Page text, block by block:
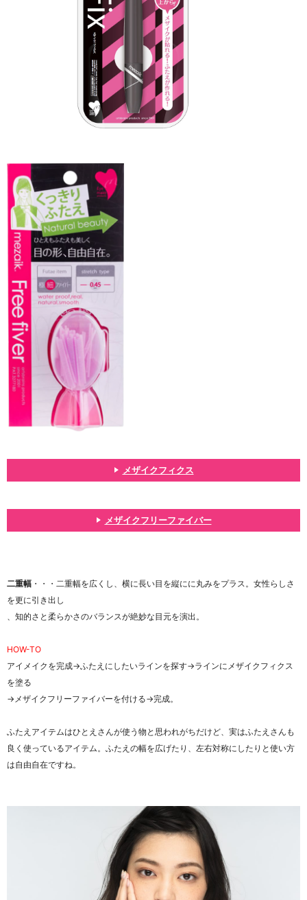
メザイクフィクス
メザイクフリーファイバー
二重幅 ・・・二重幅を広くし、横に長い目を縦にに丸みをプラス。女性らしさ
を更に引き出し
、知的さと柔らかさのバランスが絶妙な目元を演出。
HOW-TO
アイメイクを完成→ふたえにしたいラインを探す→ラインにメザイクフィクス
を塗る
→メザイクフリーファイバーを付ける→完成。
ふたえアイテムはひとえさんが使う物と思われがちだけど、実はふたえさんも
良く使っているアイテム。ふたえの幅を広げたり、左右対称にしたりと使い方
は自由自在ですね。